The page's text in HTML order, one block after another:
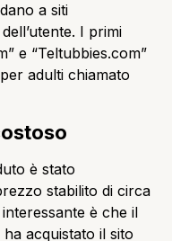
a siti
I primi
e “Teltubbies.com”
adulti chiamato
è stato
stabilito di circa
è che il
acquistato il sito